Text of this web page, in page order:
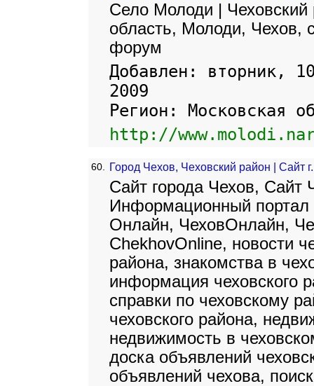
Село Молоди | Чеховский
область, Молоди, Чехов,
форум
Добавлен: вторник,
2009
Регион: Московская
http://
60. Город Чехов, Чеховский район | Сайт
Сайт города Чехов, Сайт
Информационный портал
Онлайн, ЧеховОнлайн,
ChekhovOnline, новости
района, знакомства в
информация чеховского
справки по чеховскому
чеховского района,
недвижимость в
доска объявлений
объявлений чехова,